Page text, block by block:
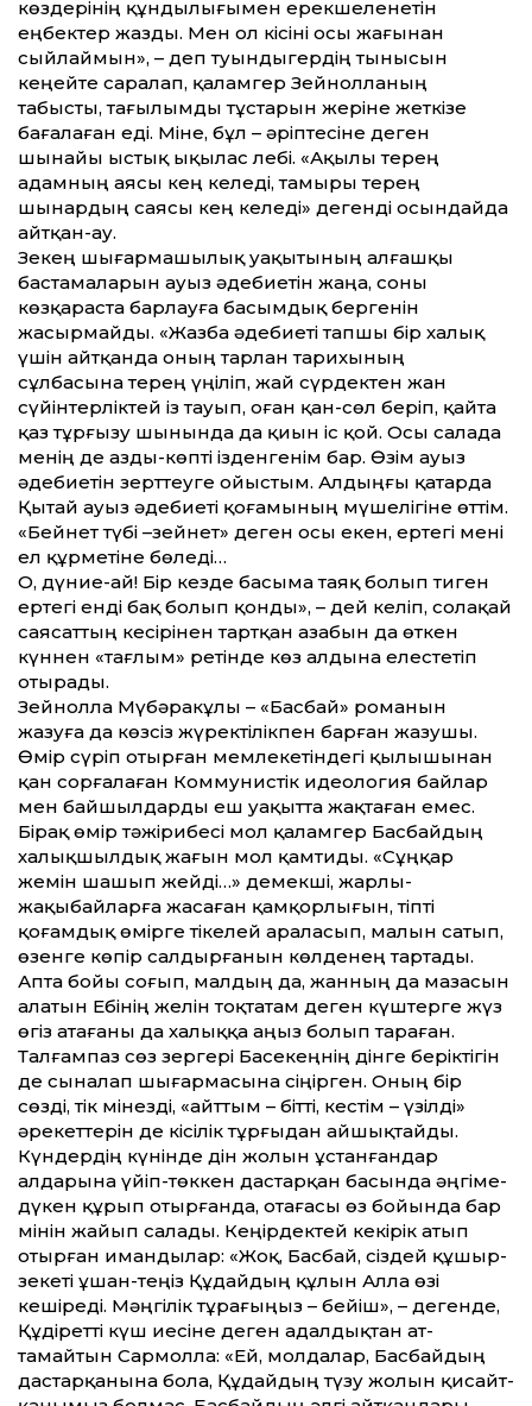
көздерінің құндылығымен ерекшеленетін
еңбектер жазды. Мен ол кісіні осы жағынан
сыйлаймын», – деп туындыгердің тынысын
кеңейте саралап, қаламгер Зейнолланың
табысты, тағылымды тұстарын жеріне жеткізе
бағалаған еді. Міне, бұл – әріптесіне деген
шынайы ыстық ықылас лебі. «Ақылы терең
адамның аясы кең келеді, тамыры терең
шынардың саясы кең келеді» дегенді осындайда
айт­қан-ау.
Зекең шығармашылық уақытының алғашқы
бастамаларын ауыз әдебиетін жаңа, соны
көзқараста барлауға басымдық бергенін
жасырмайды. «Жазба әдебиеті тапшы бір халық
үшін айт­қанда оның тарлан тарихының
сұлбасына терең үңіліп, жай сүрдектен жан
сүйінтерліктей із тауып, оған қан-сөл беріп, қайта
қаз тұрғызу шынында да қиын іс қой. Осы салада
менің де азды-көпті ізденгенім бар. Өзім ауыз
әдебиетін зерт­теуге ойыстым. Алдыңғы қатарда
Қытай ауыз әдебиеті қоғамының мүшелігіне өт­тім.
«Бейнет түбі –зейнет» деген осы екен, ертегі мені
ел құрметіне бөледі…
О, дүние-ай! Бір кез­де басыма таяқ болып тиген
ертегі енді бақ болып қон­ды», – дей келіп, солақай
саясат­тың кесірінен тартқан азабын да өткен
күннен «тағлым» ретінде көз алдына елестетіп
отырады.
Зейнолла Мүбәракұлы – «Басбай» романын
жазуға да көзсіз жүректілікпен барған жазушы.
Өмір сүріп отырған мемлекетіндегі қылышынан
қан сорғалаған Коммунистік идеология байлар
мен байшылдарды еш уақыт­та жақтаған емес.
Бірақ өмір тәжірибесі мол қаламгер Басбайдың
халықшылдық жағын мол қамтиды. «Сұңқар
жемін шашып жейді…» демекші, жарлы-
жақыбайларға жасаған қамқорлығын, тіпті
қоғамдық өмірге тікелей араласып, малын сатып,
өзенге көпір салдырғанын көлденең тартады.
Апта бойы соғып, малдың да, жанның да мазасын
алатын Ебінің желін тоқтатам деген күштерге жүз
өгіз атағаны да халыққа аңыз болып тараған.
Талғампаз сөз зергері Басекеңнің дінге беріктігін
де сыналап шығармасына сіңірген. Оның бір
сөзді, тік мінезді, «айт­тым – біт­ті, кестім – үзілді»
әрекет­терін де кісілік тұрғыдан айшықтайды.
Күндердің күнінде дін жолын ұстанғандар
алдарына үйіп-төккен дастарқан басында әңгіме-
дүкен құрып отырғанда, отағасы өз бойында бар
мінін жайып салады. Кеңірдектей кекірік атып
отырған имандылар: «Жоқ, Басбай, сіздей құшыр-
зекеті ұшан-теңіз Құдайдың құлын Алла өзі
кешіреді. Мәңгілік тұрағыңыз – бейіш», – дегенде,
Құдірет­ті күш иесіне деген адалдықтан ат­
тамайтын Сармолла: «Ей, молдалар, Басбайдың
дастарқанына бола, Құдайдың түзу жолын қисайт­